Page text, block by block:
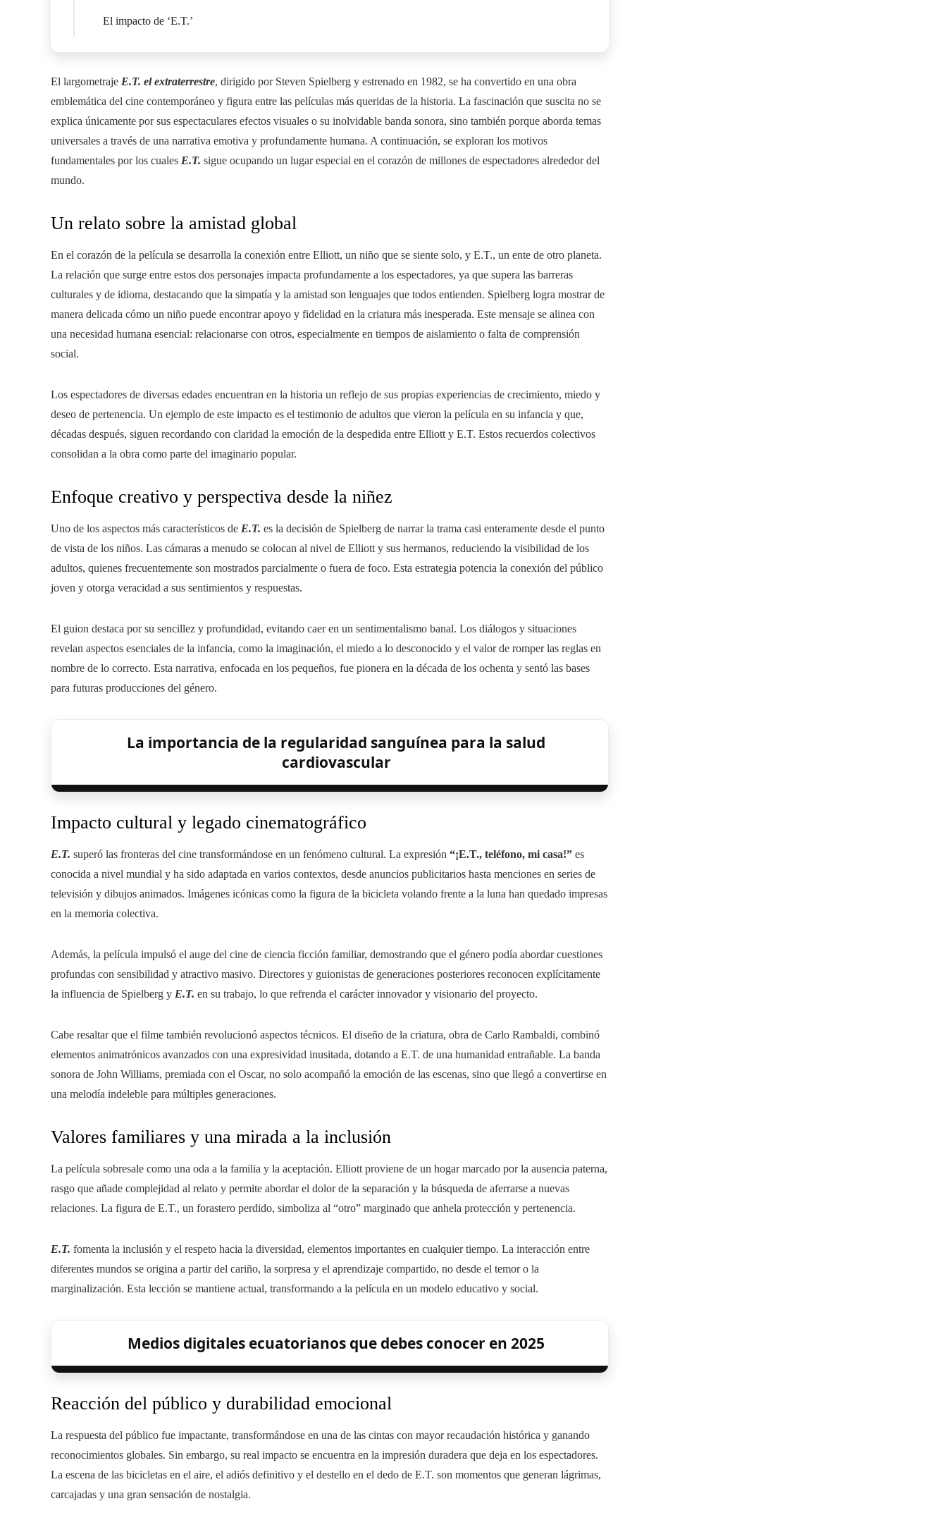
El impacto de ‘E.T.’
El largometraje E.T. el extraterrestre, dirigido por Steven Spielberg y estrenado en 1982, se ha convertido en una obra
emblemática del cine contemporáneo y figura entre las películas más queridas de la historia. La fascinación que suscita no se
explica únicamente por sus espectaculares efectos visuales o su inolvidable banda sonora, sino también porque aborda temas
universales a través de una narrativa emotiva y profundamente humana. A continuación, se exploran los motivos
fundamentales por los cuales E.T. sigue ocupando un lugar especial en el corazón de millones de espectadores alrededor del
mundo.
Un relato sobre la amistad global
En el corazón de la película se desarrolla la conexión entre Elliott, un niño que se siente solo, y E.T., un ente de otro planeta.
La relación que surge entre estos dos personajes impacta profundamente a los espectadores, ya que supera las barreras
culturales y de idioma, destacando que la simpatía y la amistad son lenguajes que todos entienden. Spielberg logra mostrar de
manera delicada cómo un niño puede encontrar apoyo y fidelidad en la criatura más inesperada. Este mensaje se alinea con
una necesidad humana esencial: relacionarse con otros, especialmente en tiempos de aislamiento o falta de comprensión
social.
Los espectadores de diversas edades encuentran en la historia un reflejo de sus propias experiencias de crecimiento, miedo y
deseo de pertenencia. Un ejemplo de este impacto es el testimonio de adultos que vieron la película en su infancia y que,
décadas después, siguen recordando con claridad la emoción de la despedida entre Elliott y E.T. Estos recuerdos colectivos
consolidan a la obra como parte del imaginario popular.
Enfoque creativo y perspectiva desde la niñez
Uno de los aspectos más característicos de E.T. es la decisión de Spielberg de narrar la trama casi enteramente desde el punto
de vista de los niños. Las cámaras a menudo se colocan al nivel de Elliott y sus hermanos, reduciendo la visibilidad de los
adultos, quienes frecuentemente son mostrados parcialmente o fuera de foco. Esta estrategia potencia la conexión del público
joven y otorga veracidad a sus sentimientos y respuestas.
El guion destaca por su sencillez y profundidad, evitando caer en un sentimentalismo banal. Los diálogos y situaciones
revelan aspectos esenciales de la infancia, como la imaginación, el miedo a lo desconocido y el valor de romper las reglas en
nombre de lo correcto. Esta narrativa, enfocada en los pequeños, fue pionera en la década de los ochenta y sentó las bases
para futuras producciones del género.
La importancia de la regularidad sanguínea para la salud
cardiovascular
Impacto cultural y legado cinematográfico
E.T. superó las fronteras del cine transformándose en un fenómeno cultural. La expresión “¡E.T., teléfono, mi casa!” es
conocida a nivel mundial y ha sido adaptada en varios contextos, desde anuncios publicitarios hasta menciones en series de
televisión y dibujos animados. Imágenes icónicas como la figura de la bicicleta volando frente a la luna han quedado impresas
en la memoria colectiva.
Además, la película impulsó el auge del cine de ciencia ficción familiar, demostrando que el género podía abordar cuestiones
profundas con sensibilidad y atractivo masivo. Directores y guionistas de generaciones posteriores reconocen explícitamente
la influencia de Spielberg y E.T. en su trabajo, lo que refrenda el carácter innovador y visionario del proyecto.
Cabe resaltar que el filme también revolucionó aspectos técnicos. El diseño de la criatura, obra de Carlo Rambaldi, combinó
elementos animatrónicos avanzados con una expresividad inusitada, dotando a E.T. de una humanidad entrañable. La banda
sonora de John Williams, premiada con el Oscar, no solo acompañó la emoción de las escenas, sino que llegó a convertirse en
una melodía indeleble para múltiples generaciones.
Valores familiares y una mirada a la inclusión
La película sobresale como una oda a la familia y la aceptación. Elliott proviene de un hogar marcado por la ausencia paterna,
rasgo que añade complejidad al relato y permite abordar el dolor de la separación y la búsqueda de aferrarse a nuevas
relaciones. La figura de E.T., un forastero perdido, simboliza al “otro” marginado que anhela protección y pertenencia.
E.T. fomenta la inclusión y el respeto hacia la diversidad, elementos importantes en cualquier tiempo. La interacción entre
diferentes mundos se origina a partir del cariño, la sorpresa y el aprendizaje compartido, no desde el temor o la
marginalización. Esta lección se mantiene actual, transformando a la película en un modelo educativo y social.
Medios digitales ecuatorianos que debes conocer en 2025
Reacción del público y durabilidad emocional
La respuesta del público fue impactante, transformándose en una de las cintas con mayor recaudación histórica y ganando
reconocimientos globales. Sin embargo, su real impacto se encuentra en la impresión duradera que deja en los espectadores.
La escena de las bicicletas en el aire, el adiós definitivo y el destello en el dedo de E.T. son momentos que generan lágrimas,
carcajadas y una gran sensación de nostalgia.